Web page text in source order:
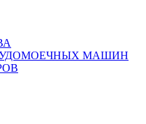
МАШИН